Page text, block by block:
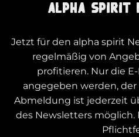
ALPHA SPIRIT
Jetzt für den alpha spirit
regelmäßig von
profitieren. Nur die
angegeben werden,
Abmeldung ist jederzeit
des Newsletters möglich.